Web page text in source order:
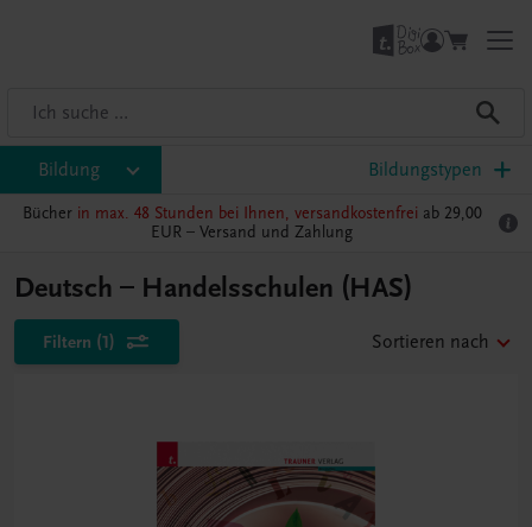
Bildung Bildungstypen
Bücher in max. 48 Stunden bei Ihnen, versandkostenfrei ab 29,00
EUR – Versand und Zahlung
Deutsch – Handelsschulen (HAS)
Filtern (1) Sortieren nach